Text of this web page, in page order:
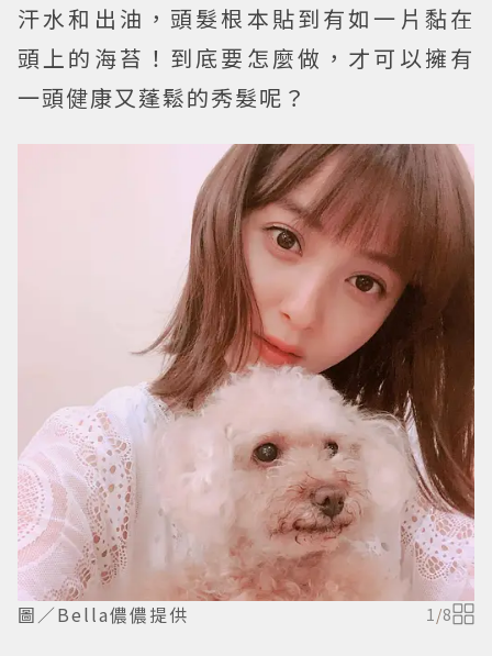
汗水和出油，頭髮根本貼到有如一片黏在
頭上的海苔！到底要怎麼做，才可以擁有
一頭健康又蓬鬆的秀髮呢？
圖／Bella儂儂提供 1 /8